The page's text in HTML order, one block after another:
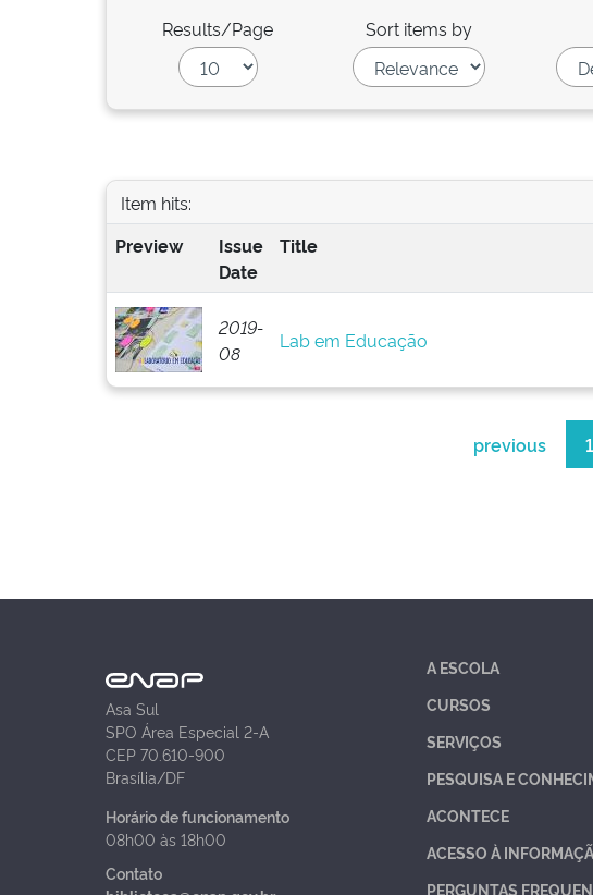
Results/Page Sort items by
Item hits:
Preview
Issue
Date
Title
2019-
08
Lab em Educação
previous 1
Asa Sul
SPO Área Especial 2-A
CEP 70.610-900
Brasília/DF
Horário de funcionamento
08h00 às 18h00
Contato
A ESCOLA
CURSOS
SERVIÇOS
PESQUISA E
ACONTECE
ACESSO À
PERGUNTAS